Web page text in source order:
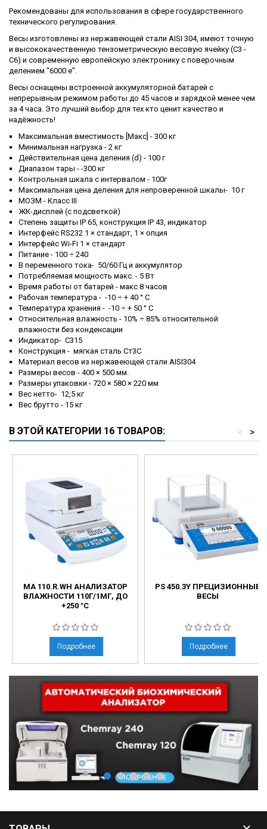
Рекомендованы для использования в сфере государственного
технического регулирования.
Весы изготовлены из нержавеющей стали AISI 304, имеют точную
и высококачественную тензометрическую весовую ячейку (С3 -
С6) и современную европейскую электронику с поверочным
делением "6000 е".
Весы оснащены встроенной аккумуляторной батарей с
непрерывным режимом работы до 45 часов и зарядкой менее чем
за 4 часа. Это лучший выбор для тех кто ценит качество и
надёжность!
Максимальная вместимость [Макс] - 300 кг
Минимальная нагрузка - 2 кг
Действительная цена деления (d) - 100 г
Диапазон тары - -300 кг
Контрольная шкала с интервалом - 100г
Максимальная цена деления для непроверенной шкалы- 10 г
МОЗМ - Класс III
ЖК-дисплей (с подсветкой)
Степень защиты IP 65, конструкция IP 43, индикатор
Интерфейс RS232 1 × стандарт, 1 × опция
Интерфейс Wi-Fi 1 × стандарт
Питание - 100 ÷ 240
В переменного тока- 50/60 Гц и аккумулятор
Потребляемая мощность макс. - 5 Вт
Время работы от батарей - макс 8 часов
Рабочая температура - -10 ÷ + 40 ° С
Температура хранения - -10 ÷ + 50 ° С
Относительная влажность - 10% ÷ 85% относительной
влажности без конденсации
Индикатор- C315
Конструкция - мягкая сталь Ст3С
Материал весов из нержавеющей стали AISI304
Размеры весов - 400 × 500 мм.
Размеры упаковки - 720 × 580 × 220 мм
Вес нетто- 12,5 кг
Вес брутто - 15 кг
В ЭТОЙ КАТЕГОРИИ 16 ТОВАРОВ: >
<
MA 110.R.WH АНАЛИЗАТОР
ВЛАЖНОСТИ 110Г/1МГ, ДО
+250 °С
Подробнее
PS 450.3Y ПРЕЦИЗИОННЫЕ
ВЕСЫ
Подробнее